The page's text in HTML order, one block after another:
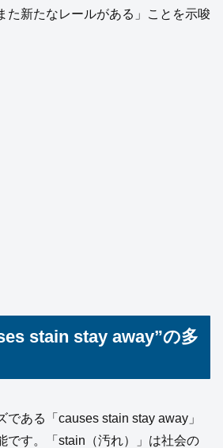
た新たなレールがある」ことを示唆
stain stay away”の多
である「causes stain stay away」
です。「stain（汚れ）」は社会の